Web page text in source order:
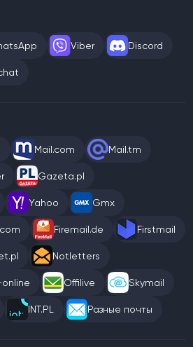
Viber Discord
Mail.com Mail.tm
Gazeta.pl
Yahoo Gmx
Firemail.de Firstmail
Notletters
online Offilive Skymail
INT.PL Разные почты